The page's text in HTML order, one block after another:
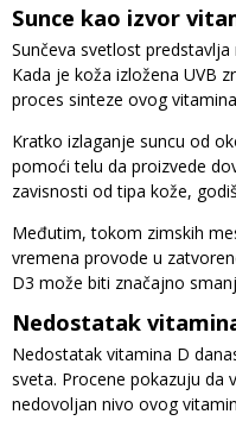
Sunce kao izvor
Sunčeva svetlost
Kada je koža izložena UVB
proces sinteze ovog
Kratko izlaganje suncu od
pomoći telu da proizvede
zavisnosti od tipa kože,
Međutim, tokom zimskih
vremena provode u
D3 može biti značajno
Nedostatak
Nedostatak vitamina D
sveta. Procene pokazuju da
nedovoljan nivo ovog